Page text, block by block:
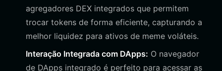
agregadores DEX integrados que permitem
trocar tokens de forma eficiente, capturando a
melhor liquidez para ativos de meme voláteis.
Interação Integrada com DApps: O navegador
de DApps integrado é perfeito para acessar as